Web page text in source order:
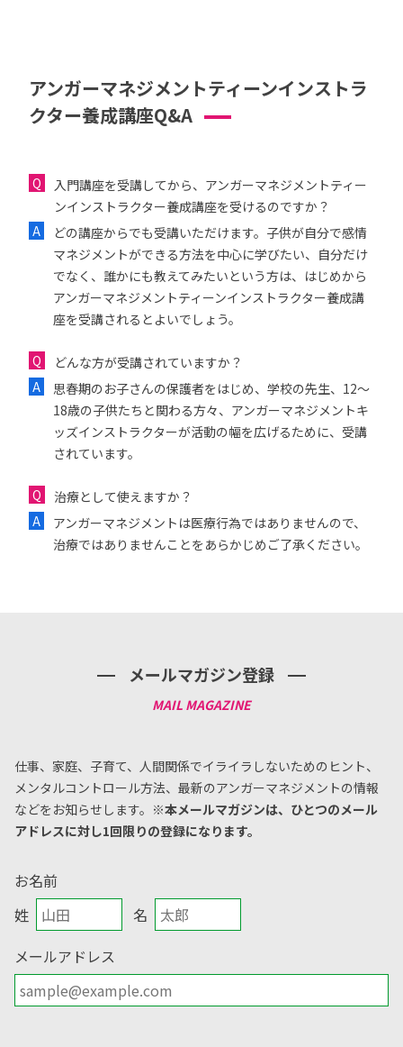
アンガーマネジメントティーンインストラ
クター養成講座Q&A
入門講座を受講してから、アンガーマネジメントティー
ンインストラクター養成講座を受けるのですか？
どの講座からでも受講いただけます。子供が自分で感情
マネジメントができる方法を中心に学びたい、自分だけ
でなく、誰かにも教えてみたいという方は、はじめから
アンガーマネジメントティーンインストラクター養成講
座を受講されるとよいでしょう。
どんな方が受講されていますか？
思春期のお子さんの保護者をはじめ、学校の先生、12〜
18歳の子供たちと関わる方々、アンガーマネジメントキ
ッズインストラクターが活動の幅を広げるために、受講
されています。
治療として使えますか？
アンガーマネジメントは医療行為ではありませんので、
治療ではありませんことをあらかじめご了承ください。
メールマガジン登録
仕事、家庭、子育て、人間関係でイライラしないためのヒント、
メンタルコントロール方法、 最新のアンガーマネジメントの情報
などをお知らせします。 ※本メールマガジンは、ひとつのメール
アドレスに対し1回限りの登録になります。
お名前
姓
名
メールアドレス